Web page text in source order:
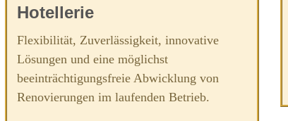
Hotellerie
Flexibilität, Zuverlässigkeit, innovative
Lösungen und eine möglichst
beeinträchtigungsfreie Abwicklung von
Renovierungen im laufenden Betrieb.